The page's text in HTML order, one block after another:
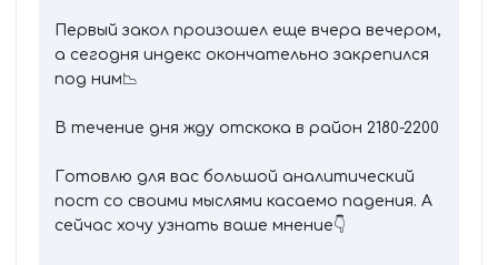
Первый закол произошел еще вчера вечером,
а сегодня индекс окончательно закрепился
под ним📉
В течение дня жду отскока в район 2180-2200
Готовлю для вас большой аналитический
пост со своими мыслями касаемо падения. А
сейчас хочу узнать ваше мнение👇